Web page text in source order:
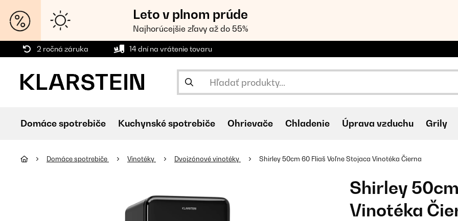
Leto v plnom prúde
Najhorúcejšie zľavy až do 55%
2 ročná záruka 14 dní na vrátenie tovaru
Domáce spotrebiče Kuchynské spotrebiče Ohrievače Chladenie Úprava vzduchu Grily
Domáce spotrebiče Vinotéky Dvojzónové vinotéky Shirley 50cm 60 Fliaš Voľne Stojaca Vinotéka Čierna
Shirley
Vinotéka